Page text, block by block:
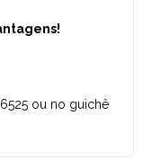
ou no guichê